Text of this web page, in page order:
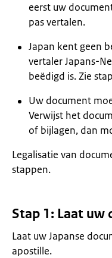
eerst uw
pas vertalen.
Japan kent geen
vertaler Japans-
beëdigd is. Zie
Uw document
Verwijst het
of bijlagen, dan
Legalisatie van
stappen.
Stap 1: Laat uw
Laat uw Japanse
apostille.